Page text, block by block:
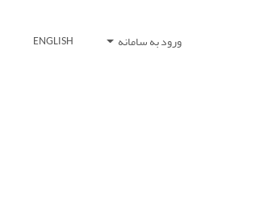
ورود به سامانه ENGLISH